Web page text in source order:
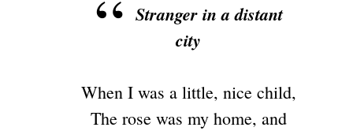
Stranger in a distant
city
When I was a little, nice child,
The rose was my home, and